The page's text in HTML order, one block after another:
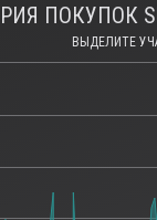
ПОКУПОК
ВЫДЕЛИТЕ